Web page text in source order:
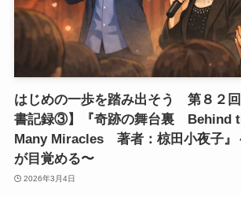
はじめの一歩を踏み出そう 第８２
書記録③】『奇跡の舞台裏 Behind
Many Miracles 著者：椋田小夜子』
が目覚める〜
2026年3月4日